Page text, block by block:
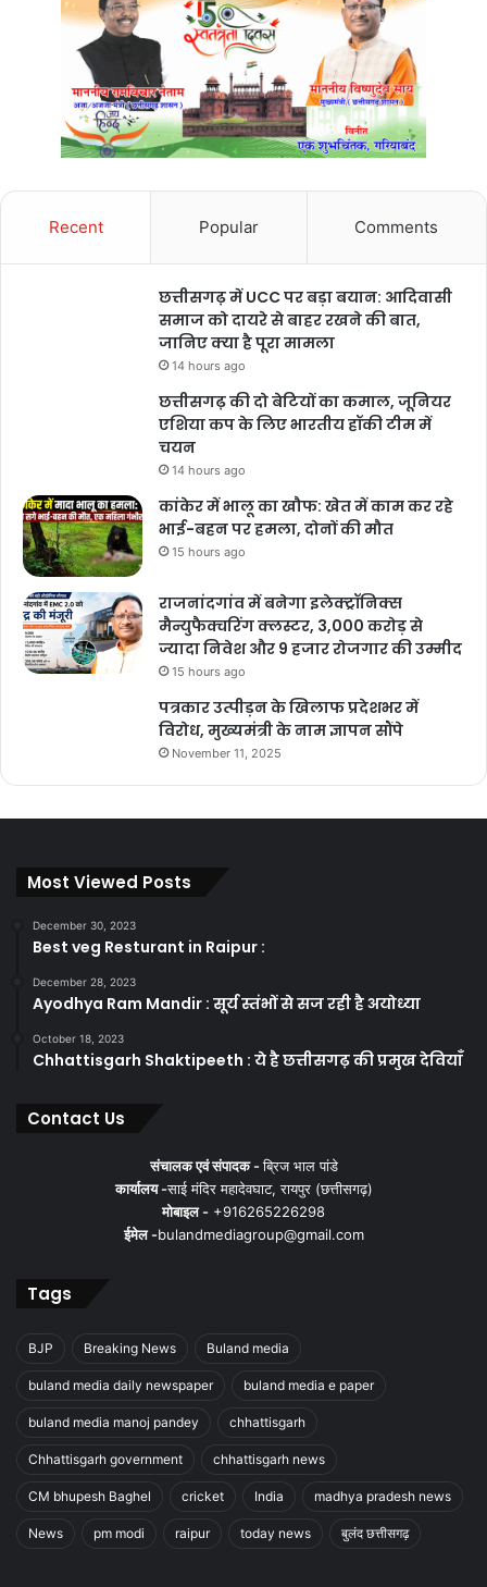
Recent Popular Comments
छत्तीसगढ़ में UCC पर बड़ा बयान: आदिवासी
समाज को दायरे से बाहर रखने की बात,
जानिए क्या है पूरा मामला
14 hours ago
छत्तीसगढ़ की दो बेटियों का कमाल, जूनियर
एशिया कप के लिए भारतीय हॉकी टीम में
चयन
14 hours ago
कांकेर में भालू का खौफ: खेत में काम कर रहे
भाई-बहन पर हमला, दोनों की मौत
15 hours ago
राजनांदगांव में बनेगा इलेक्ट्रॉनिक्स
मैन्युफैक्चरिंग क्लस्टर, 3,000 करोड़ से
ज्यादा निवेश और 9 हजार रोजगार की उम्मीद
15 hours ago
पत्रकार उत्पीड़न के खिलाफ प्रदेशभर में
विरोध, मुख्यमंत्री के नाम ज्ञापन सौंपे
November 11, 2025
Most Viewed Posts
December 30, 2023
Best veg Resturant in Raipur :
December 28, 2023
Ayodhya Ram Mandir : सूर्य स्तंभों से सज रही है अयोध्या
October 18, 2023
Chhattisgarh Shaktipeeth : ये है छत्तीसगढ़ की प्रमुख देवियाँ
Contact Us
संचालक एवं संपादक -ब्रिज भाल पांडे
कार्यालय -साई मंदिर महादेवघाट, रायपुर (छत्तीसगढ़)
मोबाइल - +916265226298
ईमेल -bulandmediagroup@gmail.com
Tags
BJP Breaking News Buland media
buland media daily newspaper buland media e paper
buland media manoj pandey chhattisgarh
Chhattisgarh government chhattisgarh news
CM bhupesh Baghel cricket India madhya pradesh news
News pm modi raipur today news बुलंद छत्तीसगढ़